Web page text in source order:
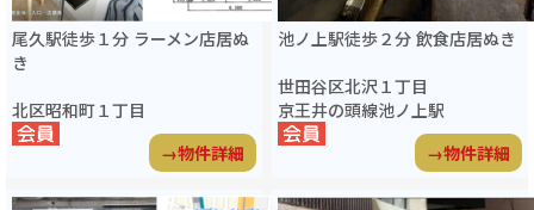
尾久駅徒歩１分 ラーメン店居ぬ
き
北区昭和町１丁目
→物件詳細
池ノ上駅徒歩２分 飲食店居ぬき
世田谷区北沢１丁目
京王井の頭線池ノ上駅
→物件詳細